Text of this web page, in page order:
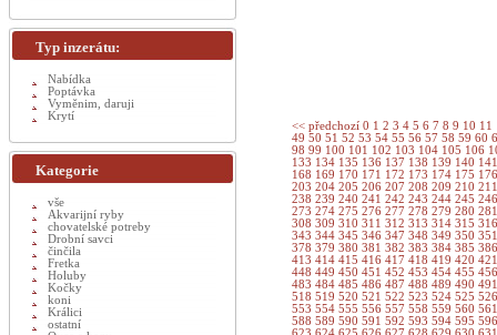
<< předchozí 0 1 2 3 4 5 6 7 8 9 10 11
49 50 51 52 53 54 55 56 57 58 59 60
98 99 100 101 102 103 104 105 106
133 134 135 136 137 138 139 140
168 169 170 171 172 173 174 175
203 204 205 206 207 208 209 210
238 239 240 241 242 243 244 245
273 274 275 276 277 278 279 280
308 309 310 311 312 313 314 315
343 344 345 346 347 348 349 350
378 379 380 381 382 383 384 385
413 414 415 416 417 418 419 420
448 449 450 451 452 453 454 455
483 484 485 486 487 488 489 490
518 519 520 521 522 523 524 525
553 554 555 556 557 558 559 560
588 589 590 591 592 593 594 595
Typ inzerátu:
Nabídka
Poptávka
Vyměnim, daruji
Krytí
Kategorie
vše
Akvarijní ryby
chovatelské potreby
Drobní savci
činčila
Fretka
Holuby
Kočky
koni
Králici
ostatní